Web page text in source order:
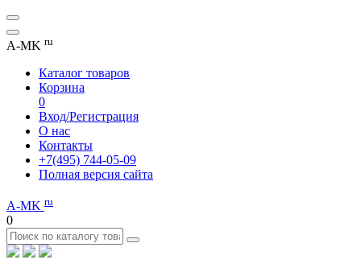
A-MK ru
Каталог товаров
Корзина
0
Вход/Регистрация
О нас
Контакты
+7(495) 744-05-09
Полная версия сайта
A-MK ru
0